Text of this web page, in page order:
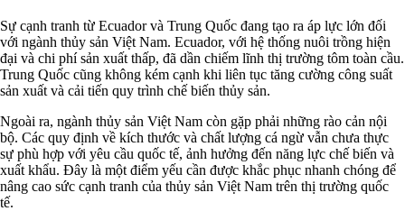
Sự cạnh tranh từ Ecuador và Trung Quốc đang tạo ra áp lực lớn đối
với ngành thủy sản Việt Nam. Ecuador, với hệ thống nuôi trồng hiện
đại và chi phí sản xuất thấp, đã dần chiếm lĩnh thị trường tôm toàn cầu.
Trung Quốc cũng không kém cạnh khi liên tục tăng cường công suất
sản xuất và cải tiến quy trình chế biến thủy sản.
Ngoài ra, ngành thủy sản Việt Nam còn gặp phải những rào cản nội
bộ. Các quy định về kích thước và chất lượng cá ngừ vẫn chưa thực
sự phù hợp với yêu cầu quốc tế, ảnh hưởng đến năng lực chế biến và
xuất khẩu. Đây là một điểm yếu cần được khắc phục nhanh chóng để
nâng cao sức cạnh tranh của thủy sản Việt Nam trên thị trường quốc
tế.